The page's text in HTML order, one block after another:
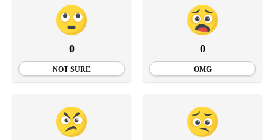
0
NOT SURE
0
OMG